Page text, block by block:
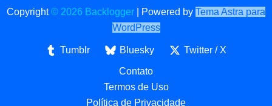
Copyright© 2026 Backlogger Powered by Tema Astra para
WordPress
Tumblr Bluesky Twitter / X
Contato
Termos de Uso
Política de Privacidade